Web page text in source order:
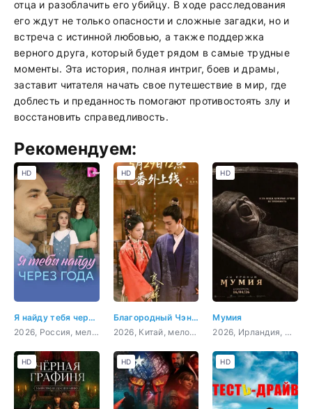
отца и разоблачить его убийцу. В ходе расследования
его ждут не только опасности и сложные загадки, но и
встреча с истинной любовью, а также поддержка
верного друга, который будет рядом в самые трудные
моменты. Эта история, полная интриг, боев и драмы,
заставит читателя начать свое путешествие в мир, где
доблесть и преданность помогают противостоять злу и
восстановить справедливость.
Рекомендуем:
Я найду тебя через года
2026, Россия, мелодрама
HD
Благородный Чэнь и прекрасная Цзинь
2026, Китай, мелодрама, история
HD
Мумия
2026, Ирландия, США, ужасы
HD
HD HD HD